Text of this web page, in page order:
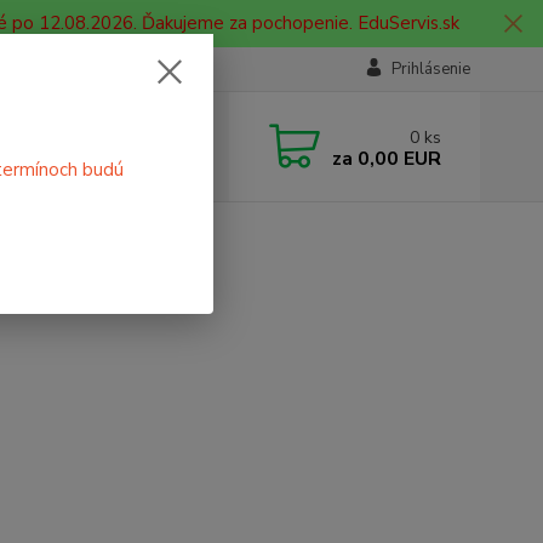
12.08.2026. Ďakujeme za pochopenie. EduServis.sk
Prihlásenie
od 9:00 hod. - 16:00 hod.
0 ks
za 0,00 EUR
budú